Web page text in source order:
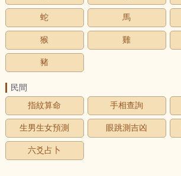
蛇 馬
猴 雞
豬
民間
指紋算命
手相查詢
生男生女預測 眼跳測吉凶
六爻占卜